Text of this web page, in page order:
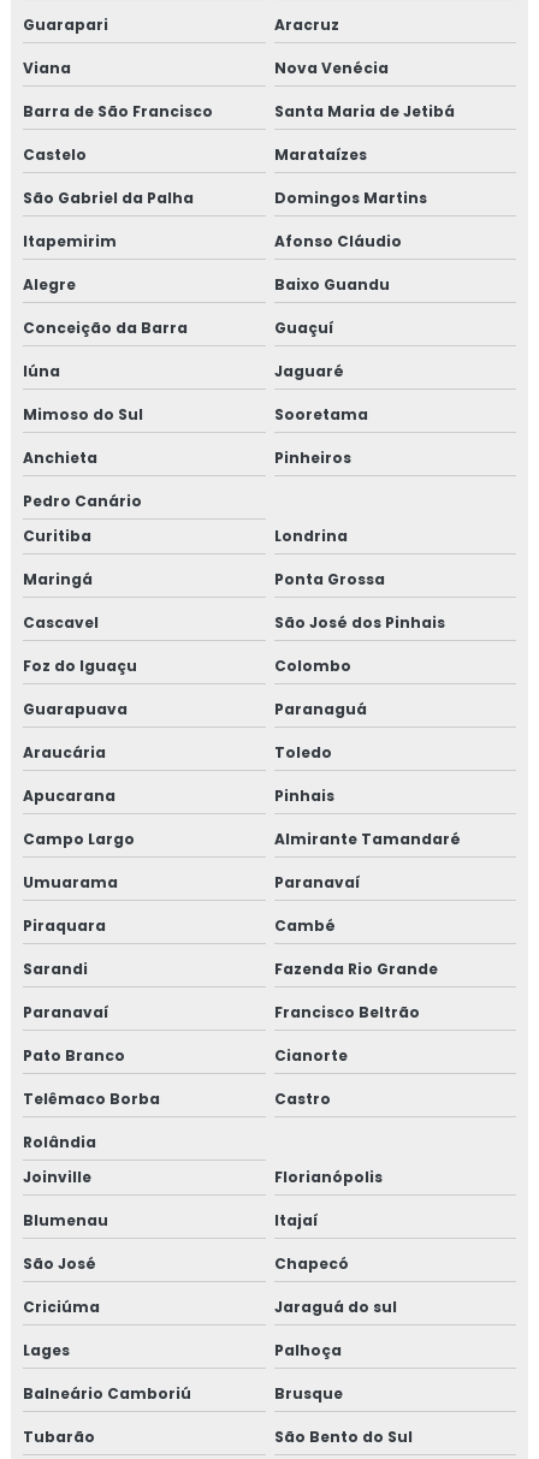
Guarapari Aracruz
Viana Nova Venécia
Barra de São Francisco Santa Maria de Jetibá
Castelo Marataízes
São Gabriel da Palha Domingos Martins
Itapemirim Afonso Cláudio
Alegre Baixo Guandu
Conceição da Barra Guaçuí
Iúna Jaguaré
Mimoso do Sul Sooretama
Anchieta Pinheiros
Pedro Canário
Curitiba
Londrina
Maringá Ponta Grossa
Cascavel São José dos Pinhais
Foz do Iguaçu Colombo
Guarapuava Paranaguá
Araucária Toledo
Apucarana Pinhais
Campo Largo Almirante Tamandaré
Umuarama Paranavaí
Piraquara Cambé
Sarandi Fazenda Rio Grande
Paranavaí Francisco Beltrão
Pato Branco Cianorte
Telêmaco Borba Castro
Rolândia
Joinville
Florianópolis
Blumenau Itajaí
São José Chapecó
Criciúma Jaraguá do sul
Lages Palhoça
Balneário Camboriú Brusque
Tubarão São Bento do Sul